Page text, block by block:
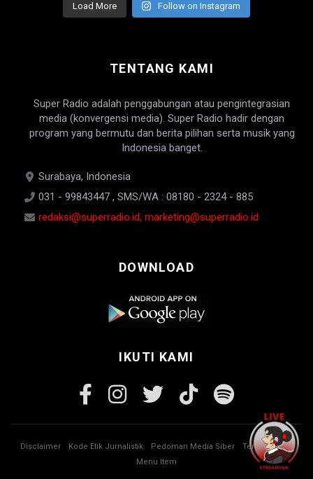
Load More Follow on Instagram
TENTANG KAMI
Super Radio adalah penggabungan atau pengintegrasian
media (konvergensi media). Super Radio hadir dengan
program yang bermutu dan berita pilihan serta musik yang
Indonesia banget.
Surabaya, Indonesia
031 - 99843447 , SMS/WA : 08180 - 2324 - 885
redaksi@superradio.id, marketing@superradio.id
DOWNLOAD
IKUTI KAMI
Disclaimer Kode Etik Jurnalistik Pedoman Media Siber
Tentang Kami
Menu Item